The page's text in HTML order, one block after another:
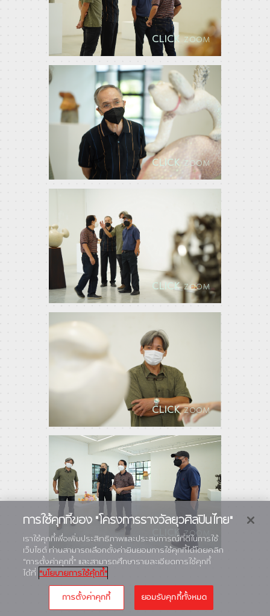
CLICKZOOM
CLICKZOOM
CLICKZOOM
CLICKZOOM
CLICKZOOM
การใช้คุกกี้ของ "โครงการรางวัลยุวศิลปินไทย"
เราใช้คุกกี้เพื่อเพิ่มประสิทธิภาพและประสบการณ์ที่ดีในการใช้
เว็บไซต์ ท่านสามารถเลือกตั้งค่ายินยอมการใช้คุกกี้ได้โดยคลิก
“การตั้งค่าคุกกี้” และสามารถศึกษารายละเอียดการใช้คุกกี้
ได้ที่ "นโยบายการใช้คุ้กกี้"
การตั้งค่าคุกกี้
ยอมรับคุกกี้ทั้งหมด